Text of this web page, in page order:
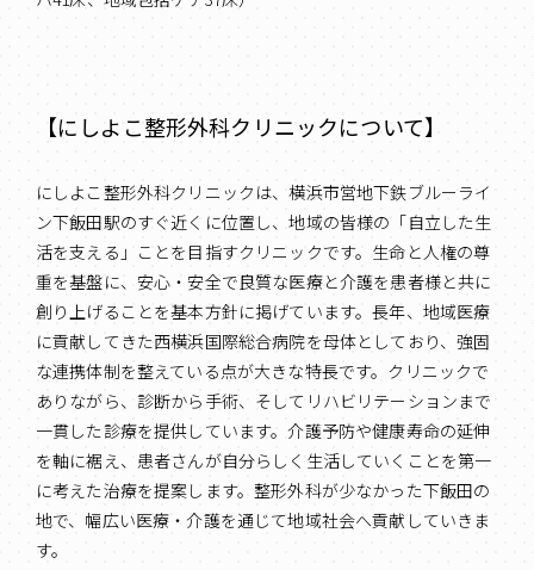
【にしよこ整形外科クリニックについて】
にしよこ整形外科クリニックは、横浜市営地下鉄ブルーライ
ン下飯田駅のすぐ近くに位置し、地域の皆様の「自立した生
活を支える」ことを目指すクリニックです。生命と人権の尊
重を基盤に、安心・安全で良質な医療と介護を患者様と共に
創り上げることを基本方針に掲げています。長年、地域医療
に貢献してきた西横浜国際総合病院を母体としており、強固
な連携体制を整えている点が大きな特長です。クリニックで
ありながら、診断から手術、そしてリハビリテーションまで
一貫した診療を提供しています。介護予防や健康寿命の延伸
を軸に裾え、患者さんが自分らしく生活していくことを第一
に考えた治療を提案します。整形外科が少なかった下飯田の
地で、幅広い医療・介護を通じて地域社会へ貢献していきま
す。